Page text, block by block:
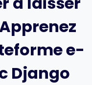
e-
Django